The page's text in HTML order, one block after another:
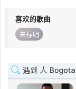
喜欢的歌曲
未标明
遇到 人 Bogota